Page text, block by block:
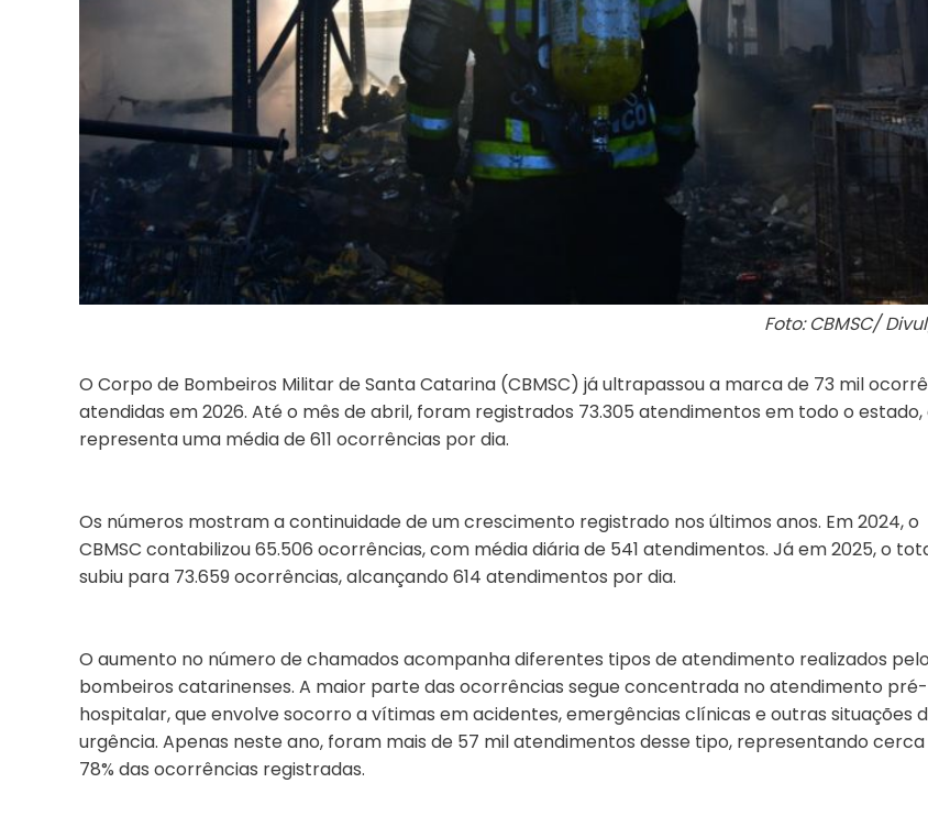
Foto: CBMSC/
O Corpo de Bombeiros Militar de Santa Catarina (CBMSC) já ultrapassou a marca de 73 mil
atendidas em 2026. Até o mês de abril, foram registrados 73.305 atendimentos em todo o estado,
representa uma média de 611 ocorrências por dia.
Os números mostram a continuidade de um crescimento registrado nos últimos anos. Em 2024, o
CBMSC contabilizou 65.506 ocorrências, com média diária de 541 atendimentos. Já em 2025, o
subiu para 73.659 ocorrências, alcançando 614 atendimentos por dia.
O aumento no número de chamados acompanha diferentes tipos de atendimento realizados
bombeiros catarinenses. A maior parte das ocorrências segue concentrada no atendimento pré-
hospitalar, que envolve socorro a vítimas em acidentes, emergências clínicas e outras situações
urgência. Apenas neste ano, foram mais de 57 mil atendimentos desse tipo, representando
78% das ocorrências registradas.